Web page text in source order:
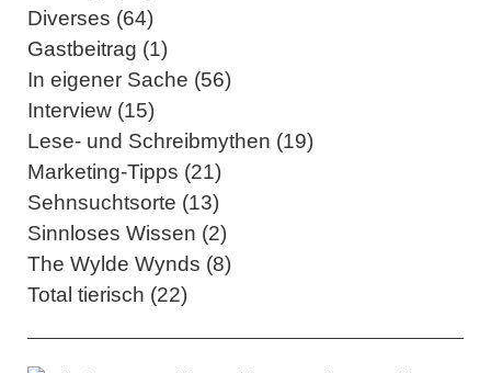
Diverses (64)
Gastbeitrag (1)
In eigener Sache (56)
Interview (15)
Lese- und Schreibmythen (19)
Marketing-Tipps (21)
Sehnsuchtsorte (13)
Sinnloses Wissen (2)
The Wylde Wynds (8)
Total tierisch (22)